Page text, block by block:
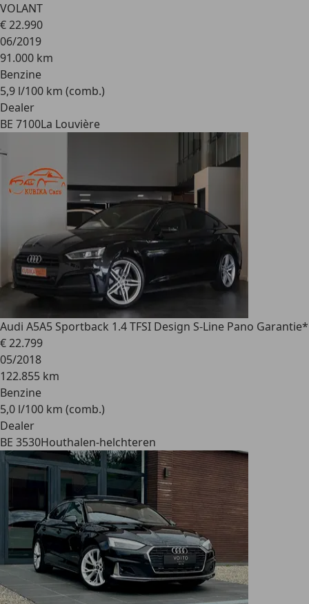
VOLANT
€ 22.990
06/2019
91.000 km
Benzine
5,9 l/100 km (comb.)
Dealer
BE 7100La Louvière
Audi A5A5 Sportback 1.4 TFSI Design S-Line Pano Garantie*
€ 22.799
05/2018
122.855 km
Benzine
5,0 l/100 km (comb.)
Dealer
BE 3530Houthalen-helchteren